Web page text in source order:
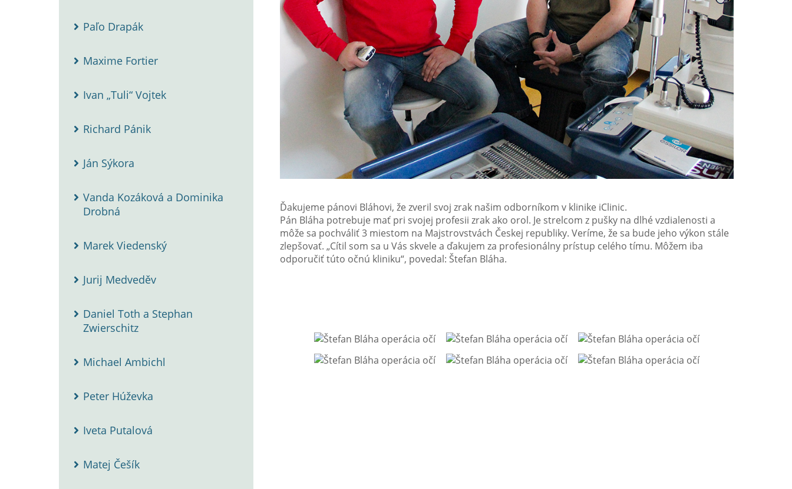
Ďakujeme pánovi Bláhovi, že zveril svoj zrak našim odborníkom v klinike iClinic.
Pán Bláha potrebuje mať pri svojej profesii zrak ako orol. Je strelcom z pušky na dlhé vzdialenosti a
môže sa pochváliť 3 miestom na Majstrovstvách Českej republiky. Veríme, že sa bude jeho výkon stále
zlepšovať. „Cítil som sa u Vás skvele a ďakujem za profesionálny prístup celého tímu. Môžem iba
odporučiť túto očnú kliniku“, povedal: Štefan Bláha.
Paľo Drapák
Maxime Fortier
Ivan „Tuli“ Vojtek
Richard Pánik
Ján Sýkora
Vanda Kozáková a Dominika
Drobná
Marek Viedenský
Jurij Medveděv
Daniel Toth a Stephan
Zwierschitz
Michael Ambichl
Peter Húževka
Iveta Putalová
Matej Češík